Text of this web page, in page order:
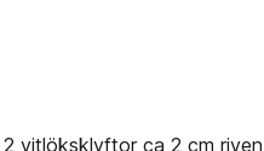
vitlöksklyftor ca 2 cm